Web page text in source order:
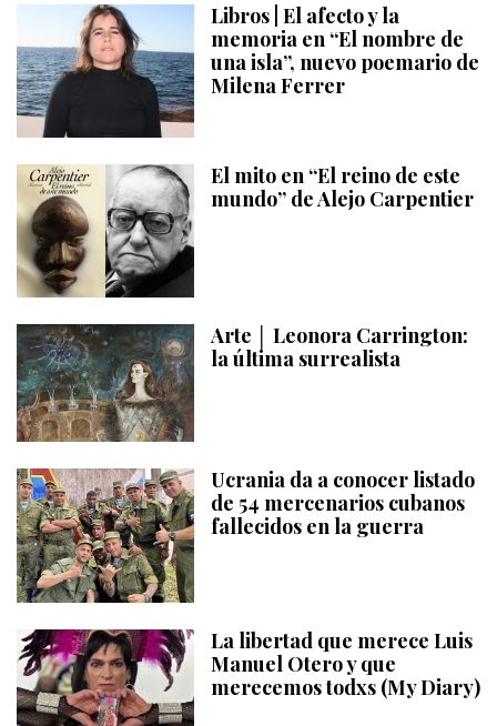
Libros | El afecto y la
memoria en “El nombre de
una isla”, nuevo poemario de
Milena Ferrer
El mito en “El reino de este
mundo” de Alejo Carpentier
Arte │ Leonora Carrington:
la última surrealista
Ucrania da a conocer listado
de 54 mercenarios cubanos
fallecidos en la guerra
La libertad que merece Luis
Manuel Otero y que
merecemos todxs (My Diary)